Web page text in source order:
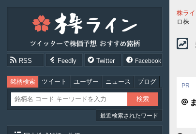
RSS Feedly Twitter Facebook
銘柄検索 ツイート ユーザー ニュース ブログ
最近検索されたワード
株ラ
ロ株